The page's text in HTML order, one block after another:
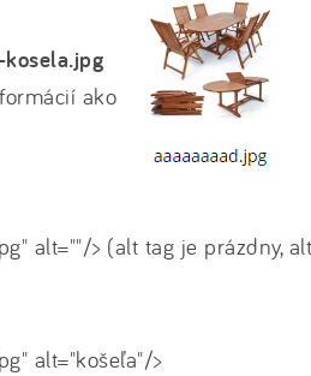
ako
alt=""/> (alt tag je prázdny,
alt="košeľa"/>